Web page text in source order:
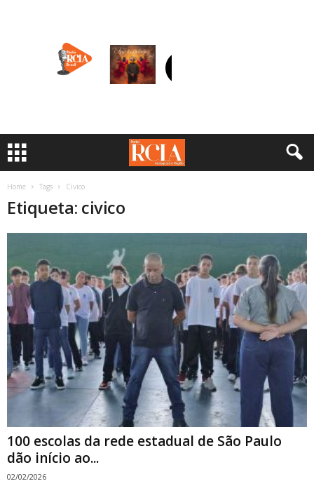
Home Tags Civico
Etiqueta: civico
100 escolas da rede estadual de São Paulo
dão início ao...
02/02/2026